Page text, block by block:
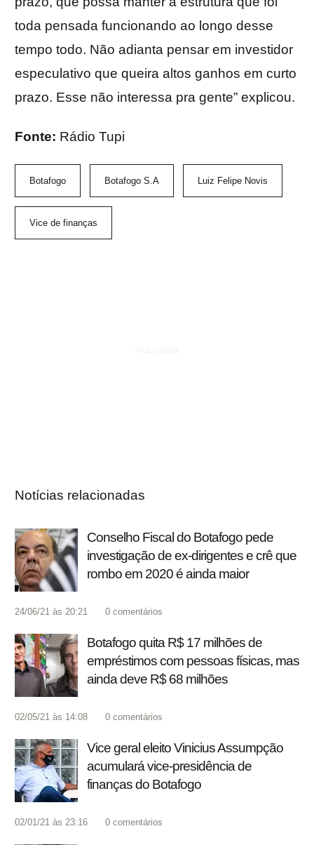
toda pensada funcionando ao longo desse
tempo todo. Não adianta pensar em investidor
especulativo que queira altos ganhos em curto
prazo. Esse não interessa pra gente” explicou.
Fonte: Rádio Tupi
Botafogo Botafogo S.A Luiz Felipe Novis
Vice de finanças
Notícias relacionadas
Conselho Fiscal do Botafogo pede
investigação de ex-dirigentes e crê que
rombo em 2020 é ainda maior
24/06/21 às 20:21 0 comentários
Botafogo quita R$ 17 milhões de
empréstimos com pessoas físicas, mas
ainda deve R$ 68 milhões
02/05/21 às 14:08 0 comentários
Vice geral eleito Vinicius Assumpção
acumulará vice-presidência de
finanças do Botafogo
02/01/21 às 23:16 0 comentários